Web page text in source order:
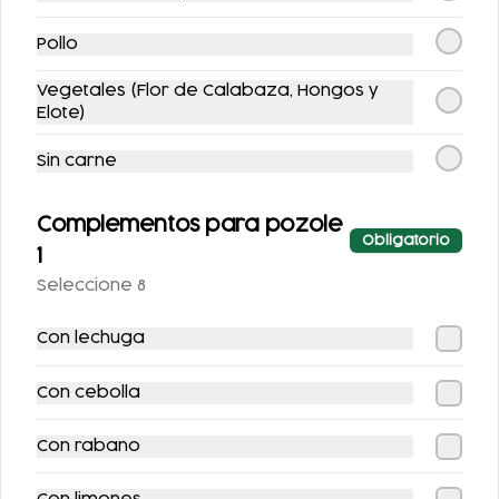
AGUA DE
$52.00
Pollo
Vegetales (Flor de Calabaza, Hongos y
Elote)
Sin carne
Complementos para pozole
1
Obligatorio
Seleccione 8
Con lechuga
Con cebolla
Con rabano